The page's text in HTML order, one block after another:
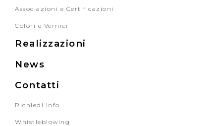
Associazioni e Certificazioni
Colori e Vernici
Realizzazioni
News
Contatti
Richiedi Info
Whistleblowing